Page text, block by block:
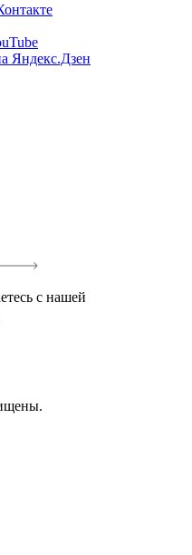
Яндекс.Дзен
с нашей